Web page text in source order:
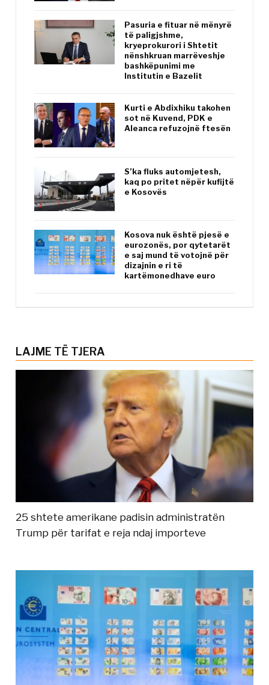
Pasuria e fituar në mënyrë
të paligjshme,
kryeprokurori i Shtetit
nënshkruan marrëveshje
bashkëpunimi me
Institutin e Bazelit
Kurti e Abdixhiku takohen
sot në Kuvend, PDK e
Aleanca refuzojnë ftesën
S’ka fluks automjetesh,
kaq po pritet nëpër kufijtë
e Kosovës
Kosova nuk është pjesë e
eurozonës, por qytetarët
e saj mund të votojnë për
dizajnin e ri të
kartëmonedhave euro
LAJME TË TJERA
25 shtete amerikane padisin administratën
Trump për tarifat e reja ndaj importeve